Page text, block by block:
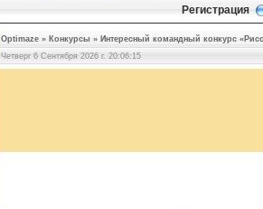
Регистрация
Optimaze » Конкурсы » Интересный командный конкурс
Четверг 6 Сентября 2026 г. 20:06:16